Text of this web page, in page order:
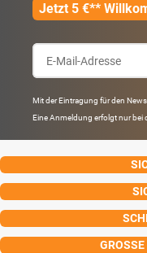
Jetzt 5 €**
Mit der Eintragung für den
Eine Anmeldung erfolgt nur bei